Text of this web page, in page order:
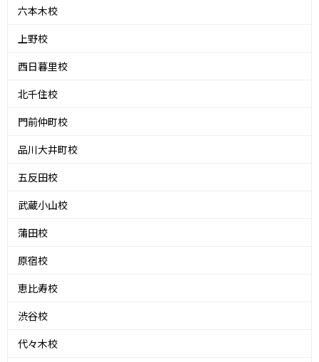
六本木校
上野校
西日暮里校
北千住校
門前仲町校
品川大井町校
五反田校
武蔵小山校
蒲田校
原宿校
恵比寿校
渋谷校
代々木校